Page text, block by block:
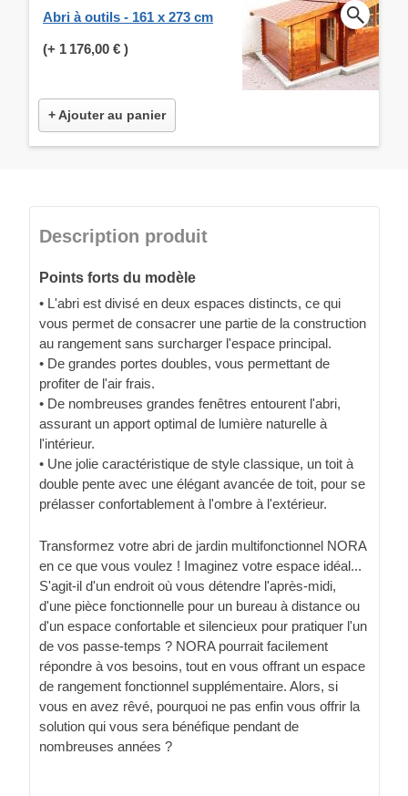
Abri à outils - 161 x 273 cm
(+ 1 176,00 € )
+ Ajouter au panier
Description produit
Points forts du modèle
• L'abri est divisé en deux espaces distincts, ce qui
vous permet de consacrer une partie de la construction
au rangement sans surcharger l'espace principal.
• De grandes portes doubles, vous permettant de
profiter de l'air frais.
• De nombreuses grandes fenêtres entourent l'abri,
assurant un apport optimal de lumière naturelle à
l'intérieur.
• Une jolie caractéristique de style classique, un toit à
double pente avec une élégant avancée de toit, pour se
prélasser confortablement à l'ombre à l'extérieur.
Transformez votre abri de jardin multifonctionnel NORA
en ce que vous voulez ! Imaginez votre espace idéal...
S'agit-il d'un endroit où vous détendre l'après-midi,
d'une pièce fonctionnelle pour un bureau à distance ou
d'un espace confortable et silencieux pour pratiquer l'un
de vos passe-temps ? NORA pourrait facilement
répondre à vos besoins, tout en vous offrant un espace
de rangement fonctionnel supplémentaire. Alors, si
vous en avez rêvé, pourquoi ne pas enfin vous offrir la
solution qui vous sera bénéfique pendant de
nombreuses années ?